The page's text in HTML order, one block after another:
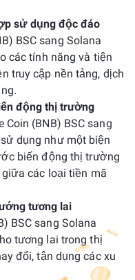
sử dụng độc đáo
BSC sang Solana
các tính năng và tiện
truy cập nền tảng, dịch
động thị trường
(BNB) BSC sang
dụng như một biện
biến động thị trường
các loại tiền mã
tương lai
BSC sang Solana
tương lai trong thị
đổi, tận dụng các xu